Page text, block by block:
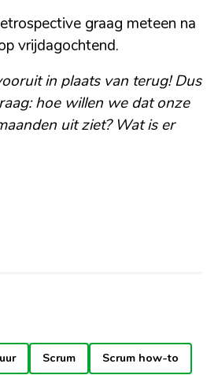
graag meteen na
vrijdagochtend.
in plaats van terug! Dus
hoe willen we dat onze
uit ziet? Wat is er
Scrum Scrum how-to